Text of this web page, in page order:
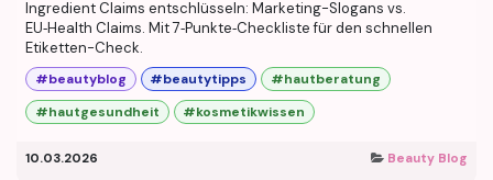
Ingredient Claims entschlüsseln: Marketing-Slogans vs.
EU‑Health Claims. Mit 7‑Punkte‑Checkliste für den schnellen
Etiketten-Check.
#beautyblog #beautytipps
#hautberatung
#hautgesundheit
#kosmetikwissen
10.03.2026 Beauty Blog